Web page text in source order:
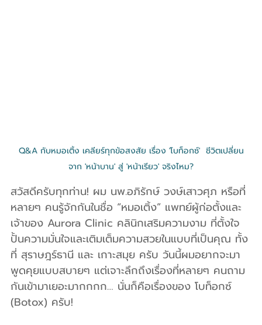
Q&A กับหมอเติ้ง เคลียร์ทุกข้อสงสัย เรื่อง 'โบท็อกซ์'  ชีวิตเปลี่ยน
จาก 'หน้าบาน' สู่ 'หน้าเรียว' จริงไหม?
สวัสดีครับทุกท่าน! ผม นพ.อภิรักษ์ วงษ์เสาวศุภ หรือที่
หลายๆ คนรู้จักกันในชื่อ “หมอเติ้ง” แพทย์ผู้ก่อตั้งและ
เจ้าของ Aurora Clinic คลินิกเสริมความงาม ที่ตั้งใจ
ปั้นความมั่นใจและเติมเต็มความสวยในแบบที่เป็นคุณ ทั้ง
ที่ สุราษฎร์ธานี และ เกาะสมุย ครับ วันนี้ผมอยากจะมา
พูดคุยแบบสบายๆ แต่เจาะลึกถึงเรื่องที่หลายๆ คนถาม
กันเข้ามาเยอะมากกกก… นั่นก็คือเรื่องของ โบท็อกซ์
(Botox) ครับ!